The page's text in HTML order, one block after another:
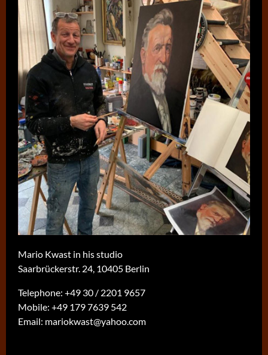
Mario Kwast in his studio
Saarbrückerstr. 24, 10405 Berlin
Telephone: +49 30 / 2201 9657
Mobile: +49 179 7639 542
Email: mariokwast@yahoo.com